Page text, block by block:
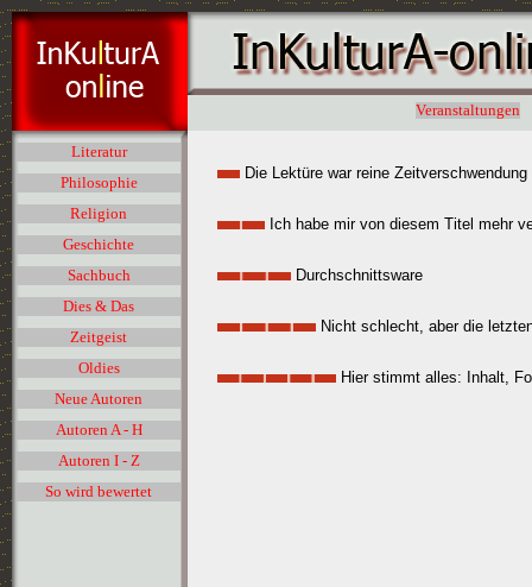
Veranstaltungen
Literatur
Philosophie
Religion
Geschichte
Sachbuch
Dies & Das
Zeitgeist
Oldies
Neue Autoren
Autoren A - H
Autoren I - Z
So wird bewertet
Die Lektüre war reine Zeitverschwendung
Ich habe mir von diesem Titel mehr
Durchschnittsware
Nicht schlecht, aber die
Hier stimmt alles: Inhalt,